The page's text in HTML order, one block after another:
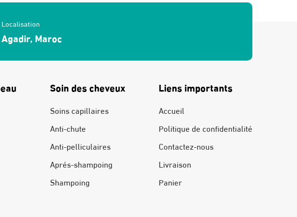
Localisation
Agadir, Maroc
Soin des cheveux
Soins capillaires
Anti-chute
Anti-pelliculaires
Aprés-shampoing
Shampoing
Liens importants
Accueil
Politique de confidentialité
Contactez-nous
Livraison
Panier